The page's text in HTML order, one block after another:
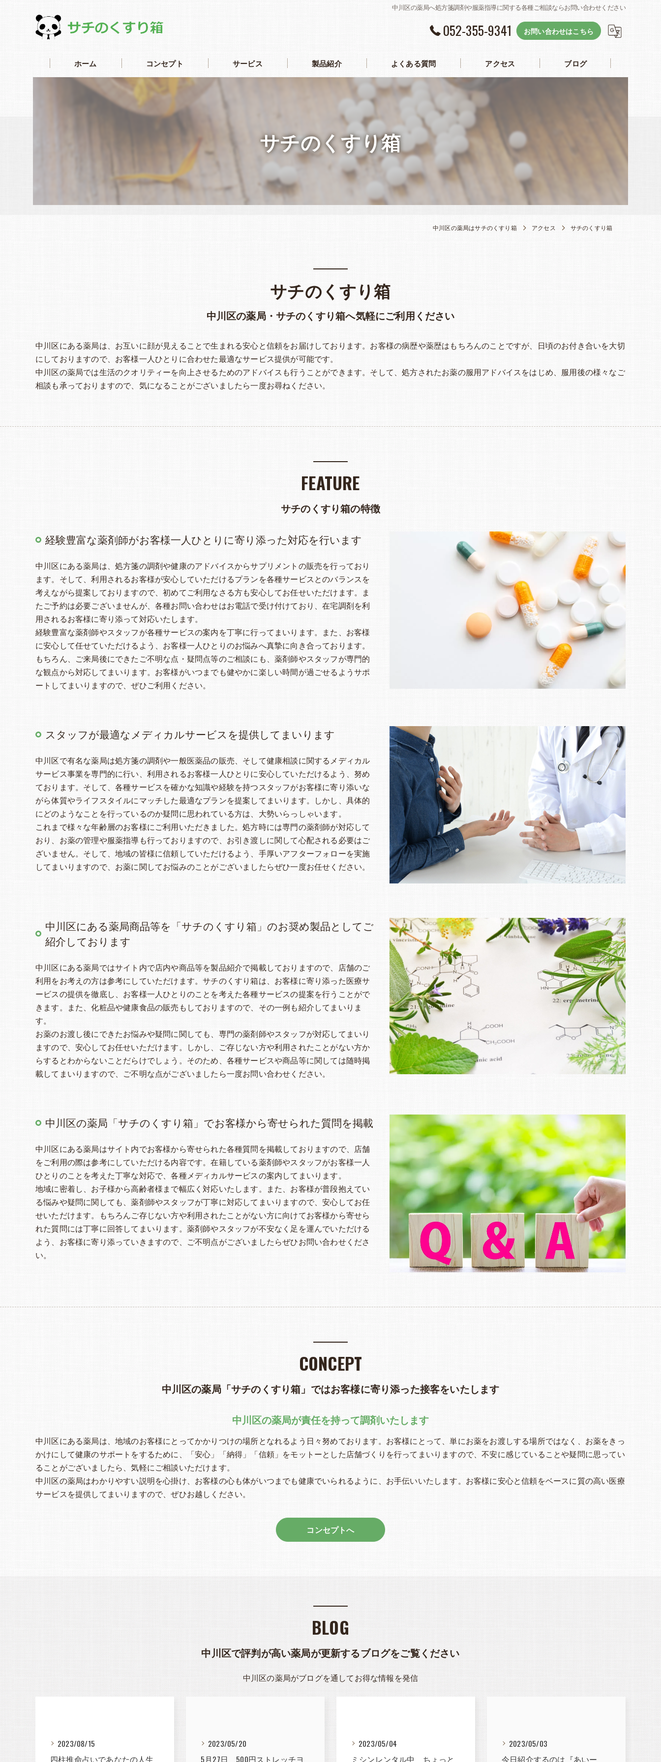
中川区の薬局へ処方箋調剤や服薬指導に関する各種ご相談ならお問い合わせください
052-355-9341 お問い合わせはこちら
ホーム コンセプト サービス 製品紹介 よくある質問 アクセス ブログ
サチのくすり箱
中川区の薬局はサチのくすり箱 アクセス サチのくすり箱
中川区の薬局・サチのくすり箱へ気軽にご利用ください
サチのくすり箱
中川区にある薬局は、お互いに顔が見えることで生まれる安心と信頼をお届けしております。お客様の病歴や薬歴はもちろんのことですが、日頃のお付き合いを大切
にしておりますので、お客様一人ひとりに合わせた最適なサービス提供が可能です。
中川区の薬局では生活のクオリティーを向上させるためのアドバイスも行うことができます。そして、処方されたお薬の服用アドバイスをはじめ、服用後の様々なご
相談も承っておりますので、気になることがございましたら一度お尋ねください。
サチのくすり箱の特徴
FEATURE
経験豊富な薬剤師がお客様一人ひとりに寄り添った対応を行います
中川区にある薬局は、処方箋の調剤や健康のアドバイスからサプリメントの販売を行っており
ます。そして、利用されるお客様が安心していただけるプランを各種サービスとのバランスを
考えながら提案しておりますので、初めてご利用なさる方も安心してお任せいただけます。ま
たご予約は必要ございませんが、各種お問い合わせはお電話で受け付けており、在宅調剤を利
用されるお客様に寄り添って対応いたします。
経験豊富な薬剤師やスタッフが各種サービスの案内を丁寧に行ってまいります。また、お客様
に安心して任せていただけるよう、お客様一人ひとりのお悩みへ真摯に向き合っております。
もちろん、ご来局後にできたご不明な点・疑問点等のご相談にも、薬剤師やスタッフが専門的
な観点から対応してまいります。お客様がいつまでも健やかに楽しい時間が過ごせるようサポ
ートしてまいりますので、ぜひご利用ください。
スタッフが最適なメディカルサービスを提供してまいります
中川区で有名な薬局は処方箋の調剤や一般医薬品の販売、そして健康相談に関するメディカル
サービス事業を専門的に行い、利用されるお客様一人ひとりに安心していただけるよう、努め
ております。そして、各種サービスを確かな知識や経験を持つスタッフがお客様に寄り添いな
がら体質やライフスタイルにマッチした最適なプランを提案してまいります。しかし、具体的
にどのようなことを行っているのか疑問に思われている方は、大勢いらっしゃいます。
これまで様々な年齢層のお客様にご利用いただきました。処方時には専門の薬剤師が対応して
おり、お薬の管理や服薬指導も行っておりますので、お引き渡しに関して心配される必要はご
ざいません。そして、地域の皆様に信頼していただけるよう、手厚いアフターフォローを実施
してまいりますので、お薬に関してお悩みのことがございましたらぜひ一度お任せください。
中川区にある薬局商品等を「サチのくすり箱」のお奨め製品としてご
紹介しております
中川区にある薬局ではサイト内で店内や商品等を製品紹介で掲載しておりますので、店舗のご
利用をお考えの方は参考にしていただけます。サチのくすり箱は、お客様に寄り添った医療サ
ービスの提供を徹底し、お客様一人ひとりのことを考えた各種サービスの提案を行うことがで
きます。また、化粧品や健康食品の販売もしておりますので、その一例も紹介してまいりま
す。
お薬のお渡し後にできたお悩みや疑問に関しても、専門の薬剤師やスタッフが対応してまいり
ますので、安心してお任せいただけます。しかし、ご存じない方や利用されたことがない方か
らするとわからないことだらけでしょう。そのため、各種サービスや商品等に関しては随時掲
載してまいりますので、ご不明な点がございましたら一度お問い合わせください。
中川区の薬局「サチのくすり箱」でお客様から寄せられた質問を掲載
中川区にある薬局はサイト内でお客様から寄せられた各種質問を掲載しておりますので、店舗
をご利用の際は参考にしていただける内容です。在籍している薬剤師やスタッフがお客様一人
ひとりのことを考えた丁寧な対応で、各種メディカルサービスの案内してまいります。
地域に密着し、お子様から高齢者様まで幅広く対応いたします。また、お客様が普段抱えてい
る悩みや疑問に関しても、薬剤師やスタッフが丁寧に対応してまいりますので、安心してお任
せいただけます。もちろんご存じない方や利用されたことがない方に向けてお客様から寄せら
れた質問には丁寧に回答してまいります。薬剤師やスタッフが不安なく足を運んでいただける
よう、お客様に寄り添っていきますので、ご不明点がございましたらぜひお問い合わせくださ
い。
中川区の薬局「サチのくすり箱」ではお客様に寄り添った接客をいたします
CONCEPT
中川区の薬局が責任を持って調剤いたします
中川区にある薬局は、地域のお客様にとってかかりつけの場所となれるよう日々努めております。お客様にとって、単にお薬をお渡しする場所ではなく、お薬をきっ
かけにして健康のサポートをするために、「安心」「納得」「信頼」をモットーとした店舗づくりを行ってまいりますので、不安に感じていることや疑問に思ってい
ることがございましたら、気軽にご相談いただけます。
中川区の薬局はわかりやすい説明を心掛け、お客様の心も体がいつまでも健康でいられるように、お手伝いいたします。お客様に安心と信頼をベースに質の高い医療
サービスを提供してまいりますので、ぜひお越しください。
コンセプトへ
中川区で評判が高い薬局が更新するブログをご覧ください
BLOG
中川区の薬局がブログを通してお得な情報を発信
2023/08/15
四柱推命占いであなたの人生
2023/05/20
5月27日 500円ストレッチヨ
2023/05/04
ミシンレンタル中 ちょっと
2023/05/03
今日紹介するのは『あいー